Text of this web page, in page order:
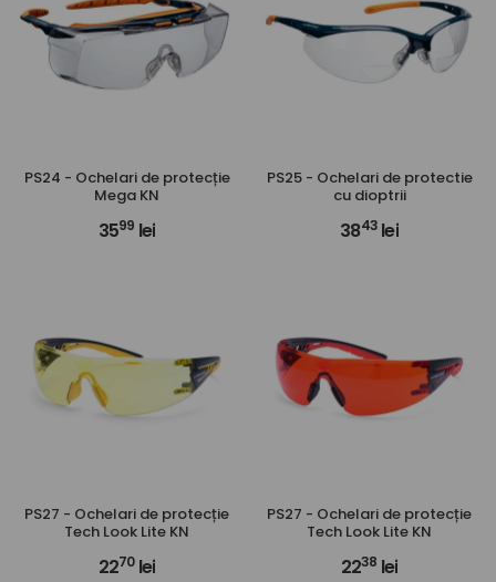
PS24 - Ochelari de protecție
Mega KN
3599 lei
PS25 - Ochelari de protectie
cu dioptrii
3843 lei
PS27 - Ochelari de protecție
Tech Look Lite KN
2270lei
PS27 - Ochelari de protecție
Tech Look Lite KN
2238 lei